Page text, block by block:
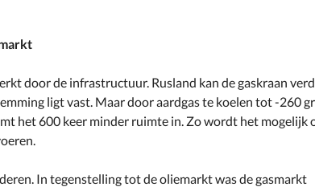
door de infrastructuur. Rusland kan de gaskraan
ligt vast. Maar door aardgas te koelen tot -260
het 600 keer minder ruimte in. Zo wordt het mogelijk
In tegenstelling tot de oliemarkt was de gasmarkt